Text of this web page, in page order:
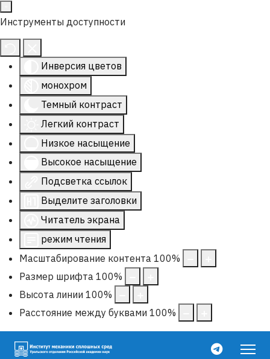
Инструменты доступности
Инверсия цветов
монохром
Темный контраст
Легкий контраст
Низкое насыщение
Высокое насыщение
Подсветка ссылок
Выделите заголовки
Читатель экрана
режим чтения
Масштабирование контента 100%
Размер шрифта 100%
Высота линии 100%
Расстояние между буквами 100%